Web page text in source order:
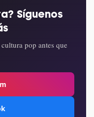
Síguenos
pop antes que